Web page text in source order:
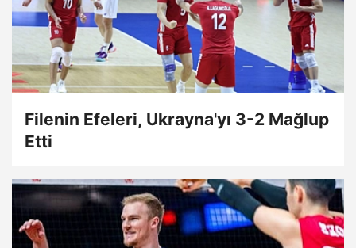
Filenin Efeleri, Ukrayna'yı 3-2 Mağlup
Etti